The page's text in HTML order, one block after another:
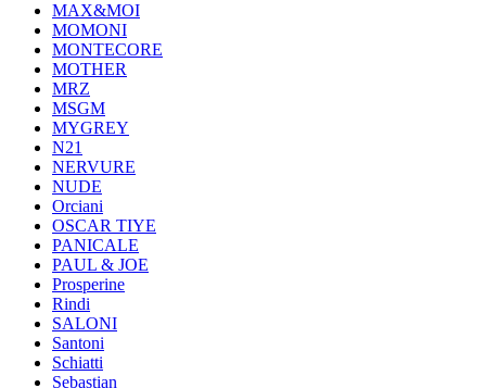
MAX&MOI
MOMONI
MONTECORE
MOTHER
MRZ
MSGM
MYGREY
N21
NERVURE
NUDE
Orciani
OSCAR TIYE
PANICALE
PAUL & JOE
Prosperine
Rindi
SALONI
Santoni
Schiatti
Sebastian